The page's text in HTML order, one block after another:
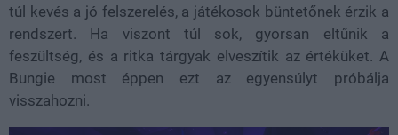
túl kevés a jó felszerelés, a játékosok büntetőnek érzik a
rendszert. Ha viszont túl sok, gyorsan eltűnik a
feszültség, és a ritka tárgyak elveszítik az értéküket. A
Bungie most éppen ezt az egyensúlyt próbálja
visszahozni.